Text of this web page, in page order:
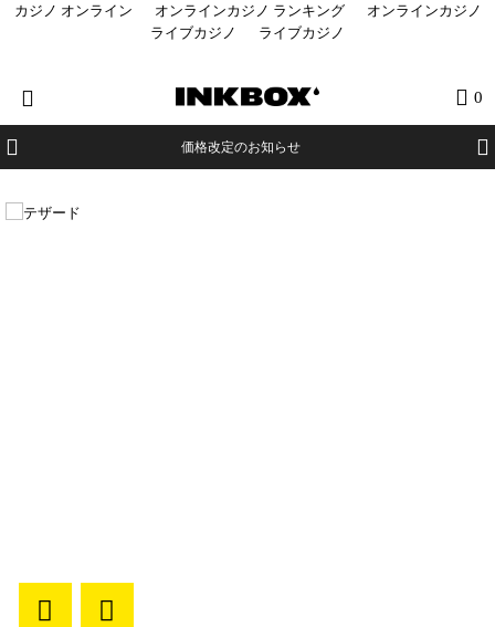
カジノ オンライン オンラインカジノ ランキング
オンラインカジノ
ライブカジノ
ライブカジノ
0
価格改定のお知らせ
HOME
イベント